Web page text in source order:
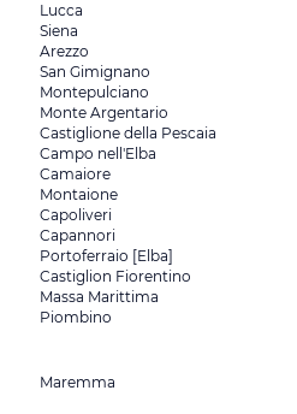
Lucca
Siena
Arezzo
San Gimignano
Montepulciano
Monte Argentario
Castiglione della Pescaia
Campo nell'Elba
Camaiore
Montaione
Capoliveri
Capannori
Portoferraio [Elba]
Castiglion Fiorentino
Massa Marittima
Piombino
Maremma